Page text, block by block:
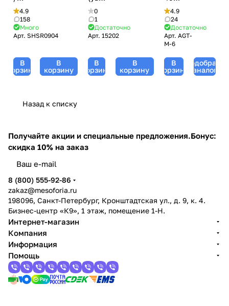
Дермахил
HSR
(морщины,
сияние
лифтинг),
5 мл
4.9
158
Много
Арт. SHSR0904
В
корзину
(Космотерос),
мезороллеров
В
корзину
/
BRV+,
MesoPro,
GiGi
Джи)
- 5
0
1
Достаточно
Арт. 15202
В
корзину
Colelast
Complex,
- 2 млВ
корзину
(лифтинг,
подтяжка)
/
Firming
Cocktail,
AGT
M -
4.9
24
Достаточно
Арт. AGT-
M-6
В
корзину
Подобрать
аналог
Назад к списку
Получайте акции и специальные предложения.Бонус:
скидка 10% на заказ
8 (800) 555-92-86
zakaz@mesoforia.ru
198096, Санкт-Петербург, Кронштадтская ул., д. 9, к. 4.
Бизнес-центр «К9», 1 этаж, помещение 1-Н.
Интернет-магазин
Компания
Информация
Помощь